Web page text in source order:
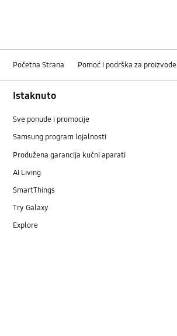
Početna Strana Pomoć i podrška za proizvode
Istaknuto
Sve ponude i promocije
Samsung program lojalnosti
Produžena garancija kućni aparati
AI Living
SmartThings
Try Galaxy
Explore